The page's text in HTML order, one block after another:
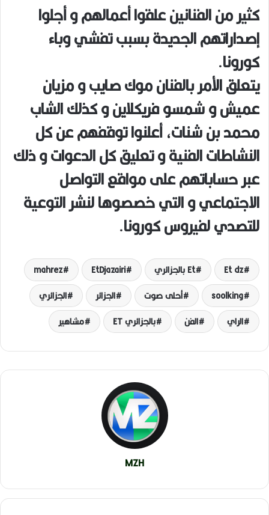
كثير من الفنانين علقوا أعمالهم و أجلوا
إصداراتهم الجديدة بسبب تفشي وباء
كورونا.
يتعلق الأمر بالفنان موك صايب و مزيان
عميش و شمسو فريكلاين و كذلك الشاب
محمد بن شنات، أعلنوا توقفهم عن كل
النشاطات الفنية و تعليق كل الدعوات و ذلك
عبر حساباتهم على مواقع التواصل
الاجتماعي و التي خصصوها لنشر التوعية
للتصدي لفيروس كورونا.
Et dz Et بالجزائري EtDjazairi
mahrez
soolking
أحلى صوت الجزائر
الجزائري
الراي
الفن بالجزائري ET مشاهير
MZH